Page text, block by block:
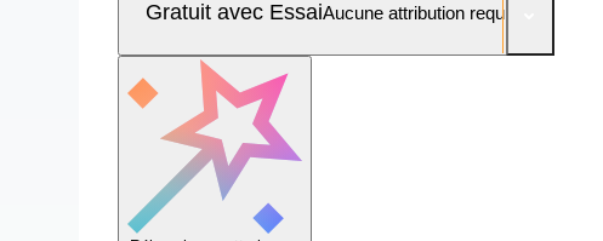
Gratuit avec EssaiAucune attribution requise